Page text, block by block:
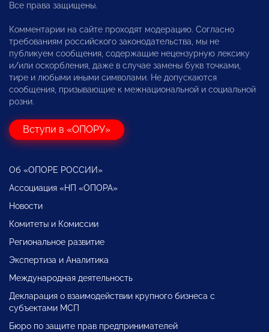
Все права защищены.
Комментарии на сайте проходят модерацию. Согласно
требованиям российского законодательства, мы не
публикуем сообщения, содержащие нецензурную лексику
и/или оскорбления, даже в случае замены букв точками,
тире и любыми иными символами. Не допускаются
сообщения, призывающие к межнациональной и социальной
розни.
Вступи в «ОПОРУ»
Об «ОПОРЕ РОССИИ»
Ассоциация «НП «ОПОРА»
Новости
Комитеты и Комиссии
Региональное развитие
Экспертиза и Аналитика
Международная деятельность
Декларация о взаимодействии крупного бизнеса с
субъектами МСП
Бюро по защите прав предпринимателей